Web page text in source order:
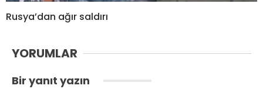
Rusya’dan ağır saldırı
YORUMLAR
Bir yanıt yazın